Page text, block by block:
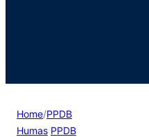
Home/PPDB
Humas PPDB